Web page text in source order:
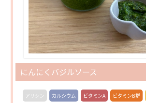
にんにくバジルソース
アリシン カルシウム ビタミンA ビタミンB群